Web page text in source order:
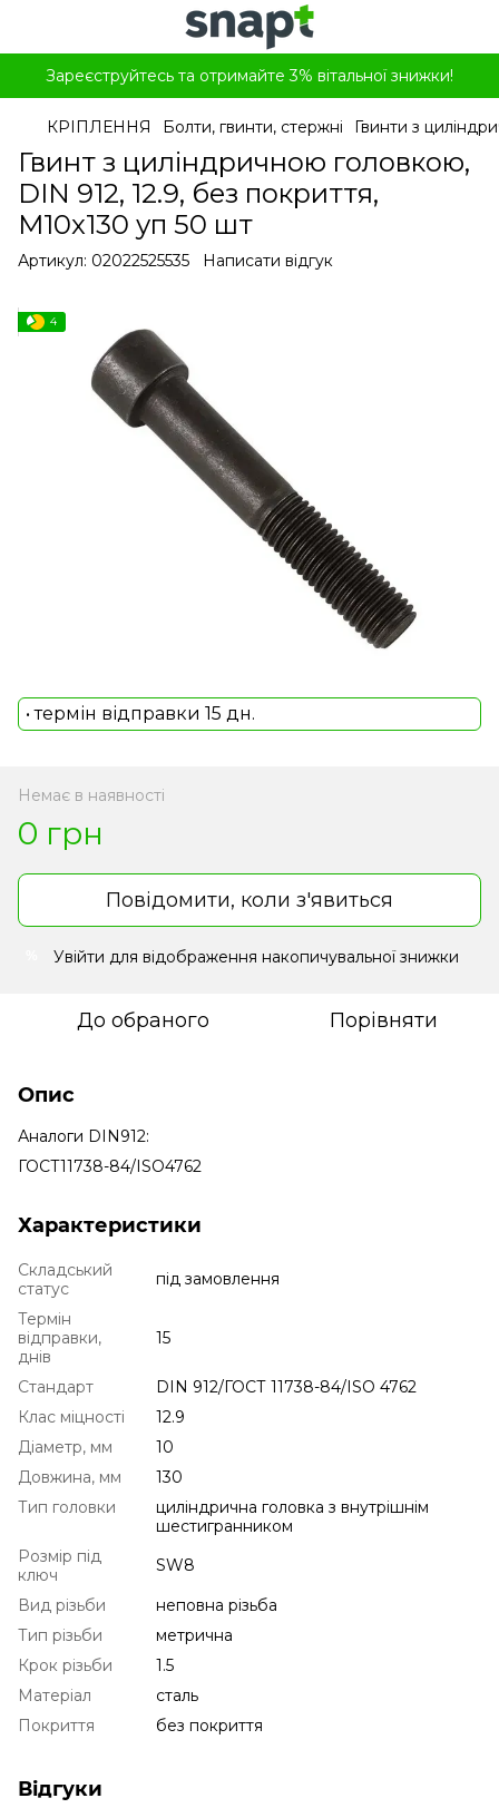
Зареєструйтесь та отримайте 3% вітальної знижки!
КРІПЛЕННЯ Болти, гвинти, стержні Гвинти з
Гвинт з циліндричною головкою,
DIN 912, 12.9, без покриття,
M10x130 уп 50 шт
Артикул: 02022525535 Написати відгук
4
• термін відправки 15 дн.
Немає в наявності
0 грн
Повідомити, коли з'явиться
Увійти для відображення накопичувальної знижки
До обраного Порівняти
Опис
Аналоги DIN912:
ГОСТ11738-84/ISO4762
Характеристики
Складський
статус
під замовлення
Термін
відправки,
днів
15
Стандарт
DIN 912/ГОСТ 11738-84/ISO 4762
Клас міцності
12.9
Діаметр, мм
10
Довжина, мм
130
Тип головки
циліндрична головка з внутрішнім
шестигранником
Розмір під
ключ
SW8
Вид різьби
неповна різьба
Тип різьби
метрична
Крок різьби
1.5
Матеріал
сталь
Покриття
без покриття
Відгуки